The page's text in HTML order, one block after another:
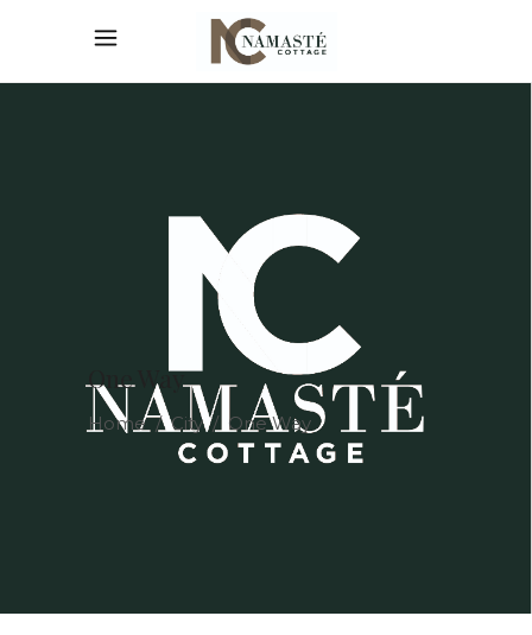
One Way
Home/City/ One Way